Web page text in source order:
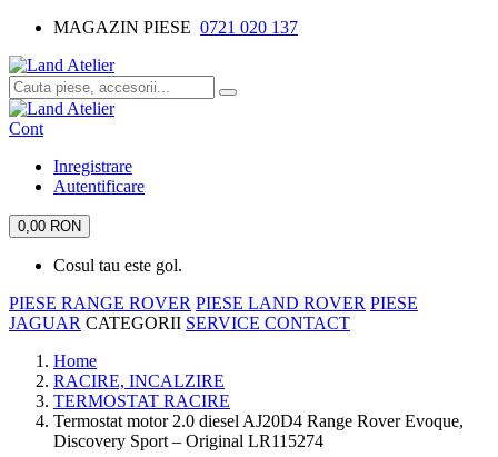
MAGAZIN PIESE 0721 020 137
Cont
Inregistrare
Autentificare
0,00 RON
Cosul tau este gol.
PIESE RANGE ROVER PIESE LAND ROVER PIESE
JAGUAR CATEGORII SERVICE CONTACT
Home
RACIRE, INCALZIRE
TERMOSTAT RACIRE
Termostat motor 2.0 diesel AJ20D4 Range Rover Evoque,
Discovery Sport – Original LR115274